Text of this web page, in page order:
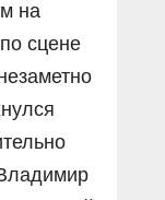
на
сцене